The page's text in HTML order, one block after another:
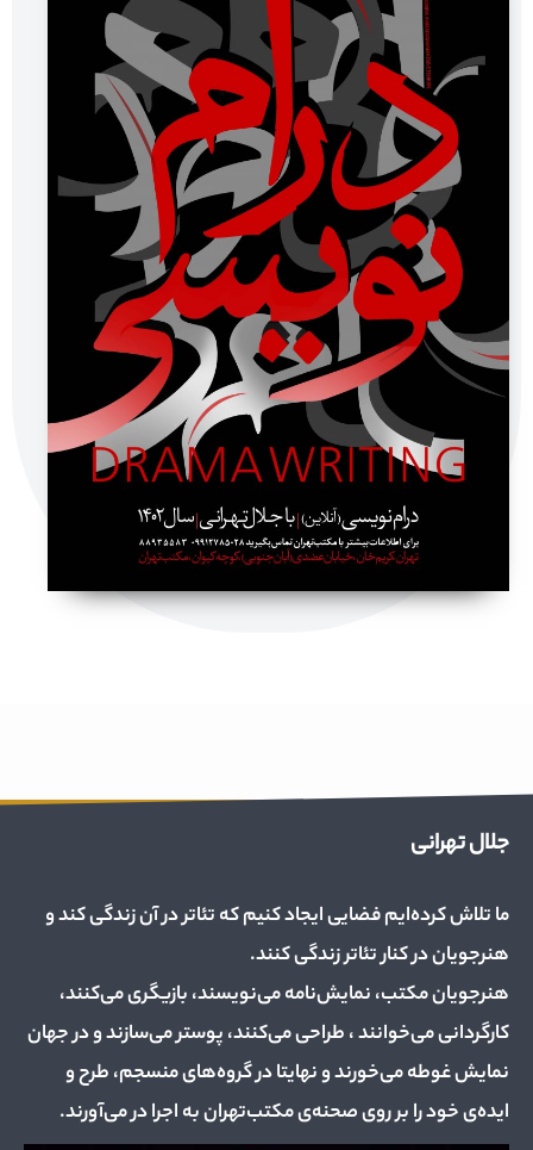
جلال تهرانی
ما تلاش کرده‌ایم فضایی ایجاد کنیم که تئاتر در آن زندگی کند و
هنرجویان در کنار تئاتر زندگی کنند.
هنرجویان مکتب، نمایش‌نامه می‌نویسند، بازیگری می‌کنند،
کارگردانی می‌خوانند ، طراحی می‌کنند، پوستر می‌سازند و در جهان
نمایش غوطه می‌خورند و نهایتا در گروه‌های منسجم، طرح و
ایده‌ی خود را بر روی صحنه‌ی مکتب‌تهران به اجرا در می‌آورند.